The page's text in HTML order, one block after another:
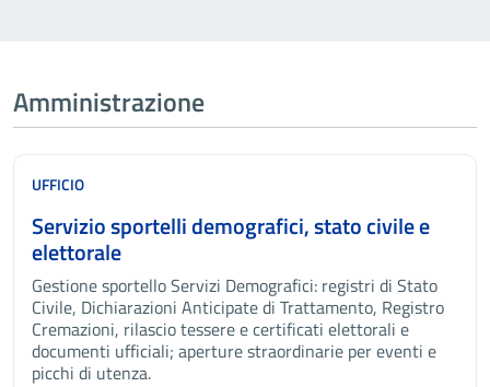
Amministrazione
UFFICIO
Servizio sportelli demografici, stato civile e
elettorale
Gestione sportello Servizi Demografici: registri di Stato
Civile, Dichiarazioni Anticipate di Trattamento, Registro
Cremazioni, rilascio tessere e certificati elettorali e
documenti ufficiali; aperture straordinarie per eventi e
picchi di utenza.